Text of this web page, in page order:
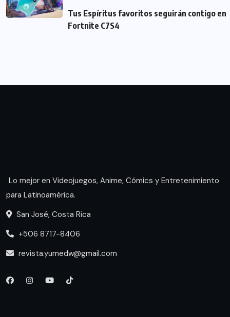
Tus Espíritus favoritos seguirán contigo en
Fortnite C7S4
Lo mejor en Videojuegos, Anime, Cómics y Entretenimiento
para Latinoamérica.
San José, Costa Rica
+506 8717-8406
revista.yumedw@gmail.com